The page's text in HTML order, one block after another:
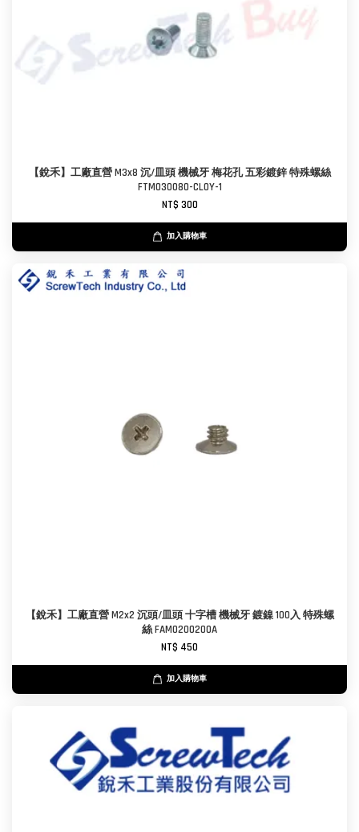
【銳禾】工廠直營 M3x8 沉/皿頭 機械牙 梅花孔 五彩鍍鋅 特殊螺絲
FTM030080-CL0Y-1
NT$ 300
加入購物車
【銳禾】工廠直營 M2x2 沉頭/皿頭 十字槽 機械牙 鍍鎳 100入 特殊螺
絲 FAM0200200A
NT$ 450
加入購物車